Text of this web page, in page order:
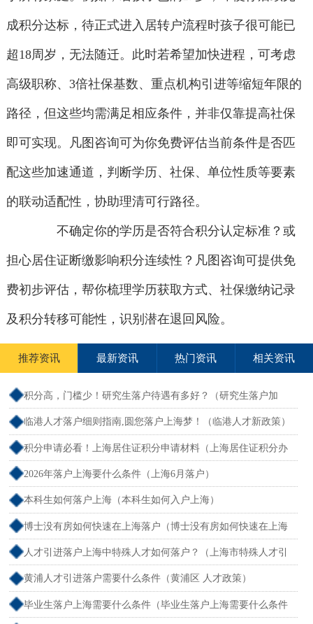
成积分达标，待正式进入居转户流程时孩子很可能已
超18周岁，无法随迁。此时若希望加快进程，可考虑
高级职称、3倍社保基数、重点机构引进等缩短年限的
路径，但这些均需满足相应条件，并非仅靠提高社保
即可实现。凡图咨询可为你免费评估当前条件是否匹
配这些加速通道，判断学历、社保、单位性质等要素
的联动适配性，协助理清可行路径。
不确定你的学历是否符合积分认定标准？或
担心居住证断缴影响积分连续性？凡图咨询可提供免
费初步评估，帮你梳理学历获取方式、社保缴纳记录
及积分转移可能性，识别潜在退回风险。
推荐资讯 最新资讯 热门资讯 相关资讯
积分高，门槛少！研究生落户待遇有多好？（研究生落户加
分）
临港人才落户细则指南,圆您落户上海梦！（临港人才新政策）
积分申请必看！上海居住证积分申请材料（上海居住证积分办
理需要什么条件）
2026年落户上海要什么条件（上海6月落户）
本科生如何落户上海（本科生如何入户上海）
博士没有房如何快速在上海落户（博士没有房如何快速在上海
落户呢）
人才引进落户上海中特殊人才如何落户？（上海市特殊人才引
进落户政策2026年）
黄浦人才引进落户需要什么条件（黄浦区 人才政策）
毕业生落户上海需要什么条件（毕业生落户上海需要什么条件